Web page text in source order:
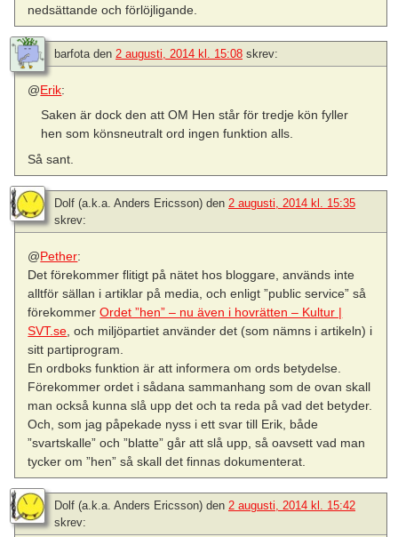
nedsättande och förlöjligande.
barfotaden 2 augusti, 2014 kl. 15:08 skrev:
@Erik:
Saken är dock den att OM Hen står för tredje kön fyller
hen som könsneutralt ord ingen funktion alls.
Så sant.
Dolf (a.k.a. Anders Ericsson) den 2 augusti, 2014 kl. 15:35
skrev:
@Pether:
Det förekommer flitigt på nätet hos bloggare, används inte
alltför sällan i artiklar på media, och enligt ”public service” så
förekommerOrdet ”hen” – nu även i hovrätten – Kultur |
SVT.se , och miljöpartiet använder det (som nämns i artikeln) i
sitt partiprogram.
En ordboks funktion är att informera om ords betydelse.
Förekommer ordet i sådana sammanhang som de ovan skall
man också kunna slå upp det och ta reda på vad det betyder.
Och, som jag påpekade nyss i ett svar till Erik, både
”svartskalle” och ”blatte” går att slå upp, så oavsett vad man
tycker om ”hen” så skall det finnas dokumenterat.
Dolf (a.k.a. Anders Ericsson) den 2 augusti, 2014 kl. 15:42
skrev: